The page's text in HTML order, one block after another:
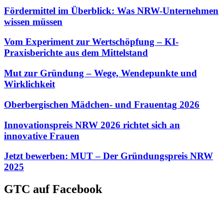
Fördermittel im Überblick: Was NRW-Unternehmen
wissen müssen
Vom Experiment zur Wertschöpfung – KI-
Praxisberichte aus dem Mittelstand
Mut zur Gründung – Wege, Wendepunkte und
Wirklichkeit
Oberbergischen Mädchen- und Frauentag 2026
Innovationspreis NRW 2026 richtet sich an
innovative Frauen
Jetzt bewerben: MUT – Der Gründungspreis NRW
2025
GTC auf Facebook